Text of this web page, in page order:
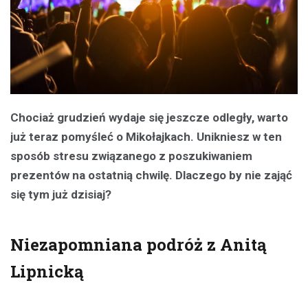
Chociaż grudzień wydaje się jeszcze odległy, warto
już teraz pomyśleć o Mikołajkach. Unikniesz w ten
sposób stresu związanego z poszukiwaniem
prezentów na ostatnią chwilę. Dlaczego by nie zająć
się tym już dzisiaj?
Niezapomniana podróż z Anitą
Lipnicką